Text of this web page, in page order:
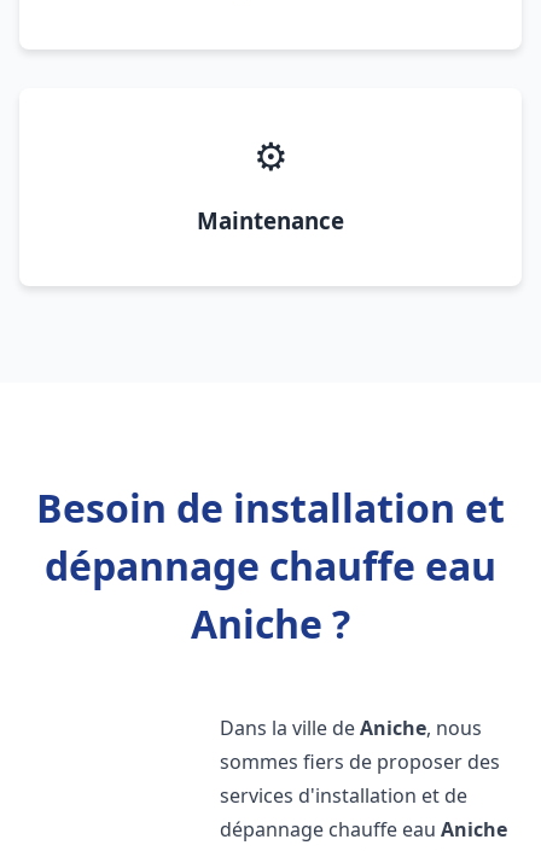
⚙️
Maintenance
Besoin de installation et
dépannage chauffe eau
Aniche ?
Dans la ville deAniche, nous
sommes fiers de proposer des
services d'installation et de
dépannage chauffe eauAniche